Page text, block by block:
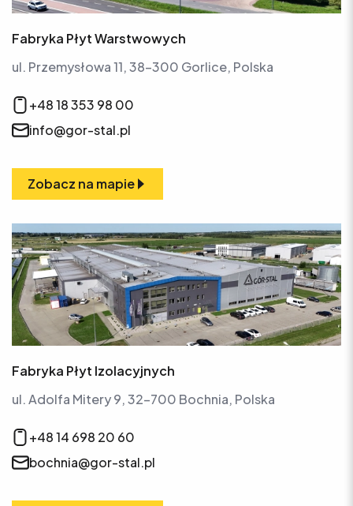
Fabryka Płyt Warstwowych
ul. Przemysłowa 11, 38-300 Gorlice, Polska
+48 18 353 98 00
info@gor-stal.pl
Zobacz na mapie
Fabryka Płyt Izolacyjnych
ul. Adolfa Mitery 9, 32-700 Bochnia, Polska
+48 14 698 20 60
bochnia@gor-stal.pl